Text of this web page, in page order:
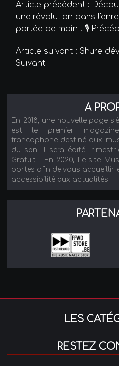
Article précédent :
une révolution dans
portée de main ! 🎙️
Article suivant : Shure
Suivant
A
En 2018, une nouvelle page
est le premier
francophone destiné aux
du son. Il sera édité
Gratuit ! En 2020, Le site
portes afin de vous accueillir
accessibilité aux actualités
LES
RESTEZ